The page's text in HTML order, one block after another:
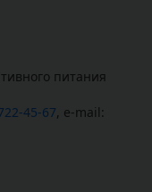
питания
45-67, e-mail: